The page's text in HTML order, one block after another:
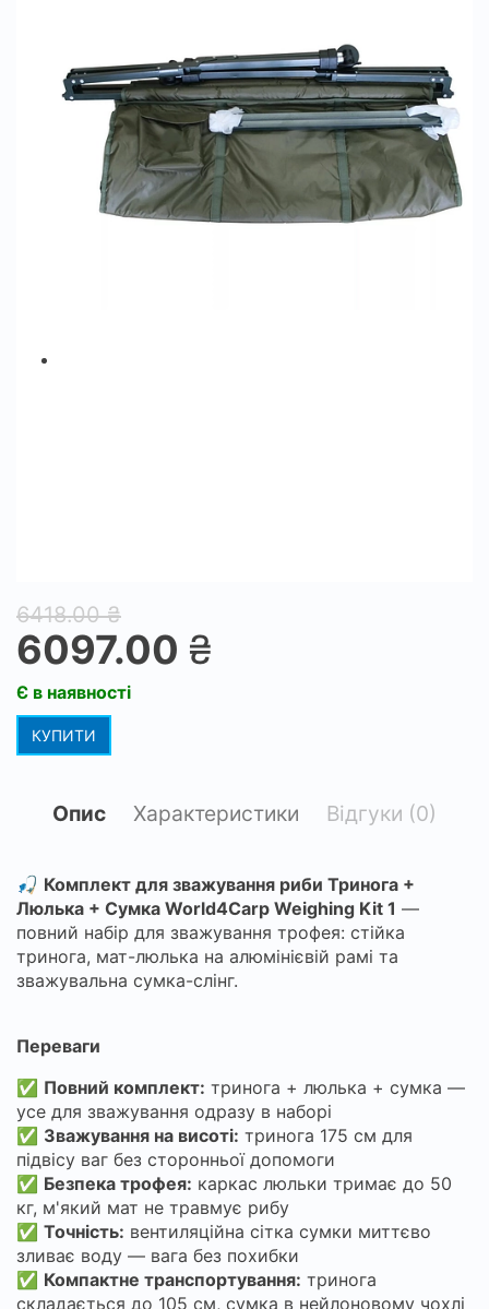
6418.00₴
6097.00 ₴
Є в наявності
КУПИТИ
Опис Характеристики Відгуки (0)
🎣 Комплект для зважування риби Тринога +
Люлька + Сумка World4Carp Weighing Kit 1 —
повний набір для зважування трофея: стійка
тринога, мат-люлька на алюмінієвій рамі та
зважувальна сумка-слінг.
Переваги
✅ Повний комплект: тринога + люлька + сумка —
усе для зважування одразу в наборі
✅ Зважування на висоті: тринога 175 см для
підвісу ваг без сторонньої допомоги
✅ Безпека трофея: каркас люльки тримає до 50
кг, м'який мат не травмує рибу
✅ Точність: вентиляційна сітка сумки миттєво
зливає воду — вага без похибки
✅ Компактне транспортування: тринога
складається до 105 см, сумка в нейлоновому чохлі